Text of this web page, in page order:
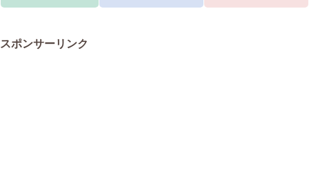
スポンサーリンク